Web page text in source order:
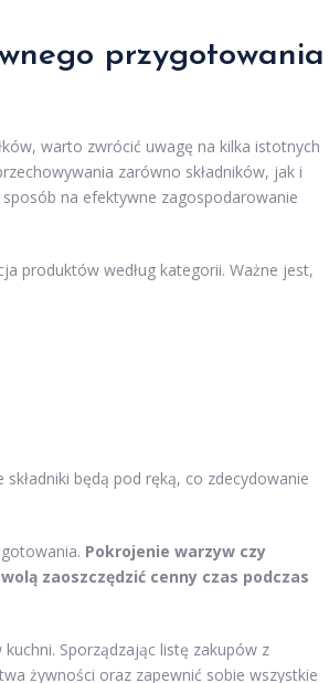
przygotowania
warto zwrócić uwagę na kilka istotnych
zarówno składników, jak i
na efektywne zagospodarowanie
produktów według kategorii. Ważne jest,
będą pod ręką, co zdecydowanie
Pokrojenie warzyw czy
zaoszczędzić cenny czas podczas
Sporządzając listę zakupów z
żywności oraz zapewnić sobie wszystkie